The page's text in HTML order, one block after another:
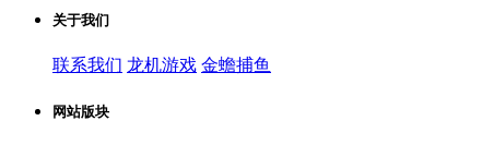
关于我们
联系我们 龙机游戏 金蟾捕鱼
网站版块